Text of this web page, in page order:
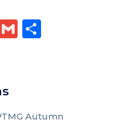
Gmail
Autumn